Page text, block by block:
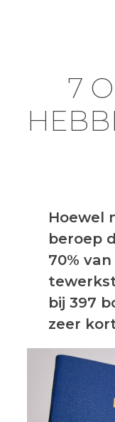
7
Hoewel
beroep
70%
bij 397
zeer